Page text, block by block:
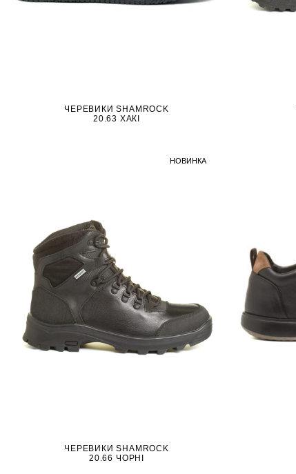
ЧЕРЕВИКИ SHAMROCK
20.63 ХАКІ
НОВИНКА
ЧЕРЕВИКИ SHAMROCK
20.66 ЧОРНІ